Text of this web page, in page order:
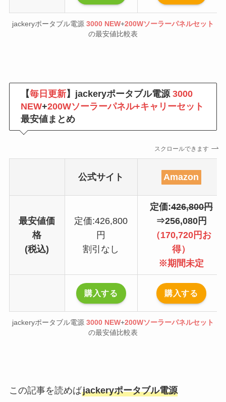
jackeryポータブル電源 3000 NEW+200Wソーラーパネルセット
の最安値比較表
【毎日更新】jackeryポータブル電源3000
NEW+200Wソーラーパネル+キャリーセット
最安値まとめ
スクロールできます
公式サイト Amazon
最安値価
格
(税込)
定価:426,800
円
割引なし
定価:426,800円
⇒256,080円
（170,720円お
得）
※期間未定
購入する 購入する
jackeryポータブル電源 3000 NEW+200Wソーラーパネルセット
の最安値比較表
この記事を読めばjackeryポータブル電源